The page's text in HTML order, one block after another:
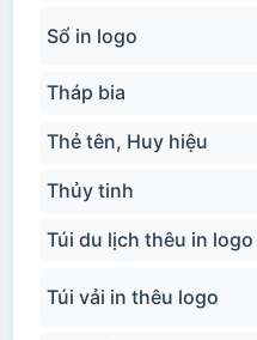
Sổ in logo
Tháp bia
Thẻ tên, Huy hiệu
Thủy tinh
Túi du lịch thêu in logo
Túi vải in thêu logo